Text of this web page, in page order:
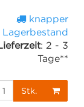
knapper
Lagerbestand
: 2 - 3
Tage**
Stk.